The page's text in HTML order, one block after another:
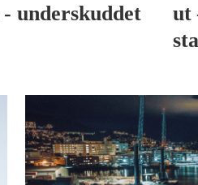
underskuddet
ut